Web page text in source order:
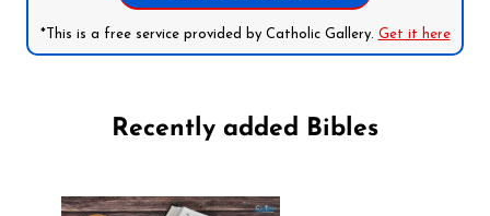
*This is a free service provided by Catholic Gallery. Get it here
Recently added Bibles